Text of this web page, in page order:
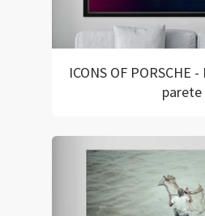
ICONS OF PORSCHE
parete